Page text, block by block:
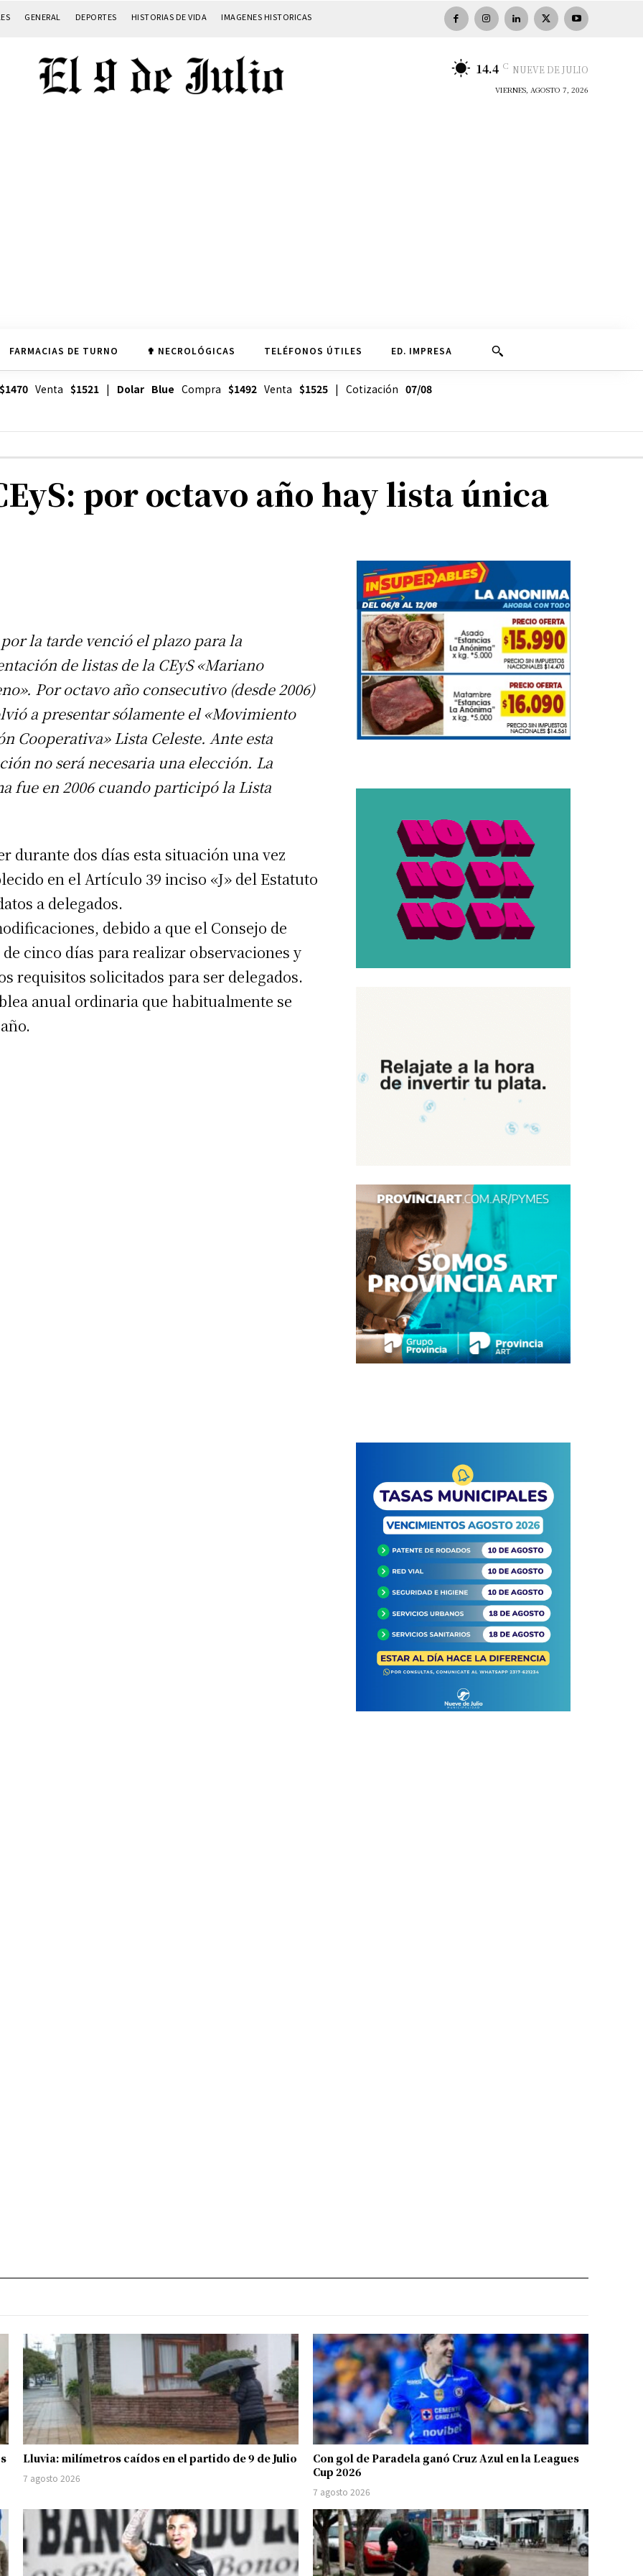
GENERAL DEPORTES HISTORIAS DE VIDA IMAGENES HISTORICAS
14.4 C NUEVE DE JULIO
VIERNES, AGOSTO 7, 2026
FARMACIAS DE TURNO ✟ NECROLÓGICAS TELÉFONOS ÚTILES ED. IMPRESA
$1470Venta $1521| Dolar Blue Compra $1492Venta $1525| Cotización 07/08
por octavo año hay lista única
la tarde venció el plazo para la
de listas de la CEyS «Mariano
Por octavo año consecutivo (desde 2006)
a presentar sólamente el «Movimiento
Cooperativa» Lista Celeste. Ante esta
no será necesaria una elección. La
fue en 2006 cuando participó la Lista
durante dos días esta situación una vez
en el Artículo 39 inciso «J» del Estatuto
a delegados.
debido a que el Consejo de
cinco días para realizar observaciones y
requisitos solicitados para ser delegados.
anual ordinaria que habitualmente se
Lluvia: milímetros caídos en el partido de 9 de Julio
7 agosto 2026
Con gol de Paradela ganó Cruz Azul en la Leagues
Cup 2026
7 agosto 2026